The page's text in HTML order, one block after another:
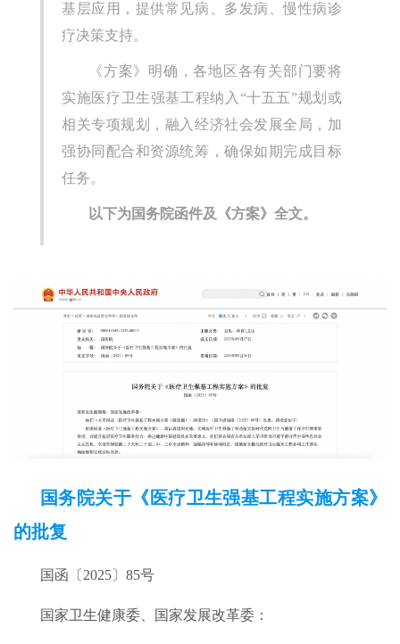
基层应用，提供常见病、多发病、慢性病诊
疗决策支持。
《方案》明确，各地区各有关部门要将
实施医疗卫生强基工程纳入“十五五”规划或
相关专项规划，融入经济社会发展全局，加
强协同配合和资源统筹，确保如期完成目标
任务。
以下为国务院函件及《方案》全文。
国务院关于《医疗卫生强基工程实施方案》
的批复
国函〔2025〕85号
国家卫生健康委、国家发展改革委：